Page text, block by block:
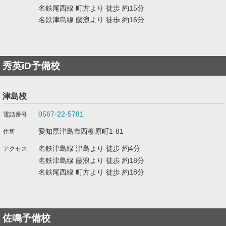
名鉄尾西線 町方より 徒歩 約15分
名鉄津島線 藤浪より 徒歩 約16分
秀英iD予備校
津島校
0567-22-5781
愛知県津島市西柳原町1-81
名鉄津島線 津島より 徒歩 約4分
名鉄津島線 藤浪より 徒歩 約18分
名鉄尾西線 町方より 徒歩 約18分
佐鳴予備校